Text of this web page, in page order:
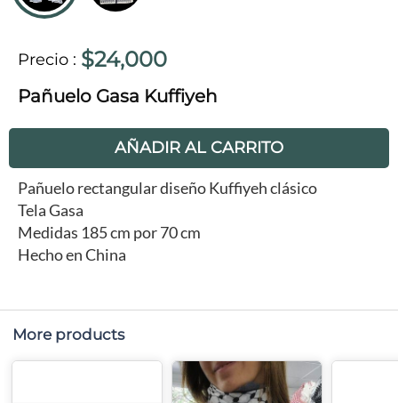
Precio : $24,000
Pañuelo Gasa Kuffiyeh
AÑADIR AL CARRITO
Pañuelo rectangular diseño Kuffiyeh clásico
Tela Gasa
Medidas 185 cm por 70 cm
Hecho en China
More products